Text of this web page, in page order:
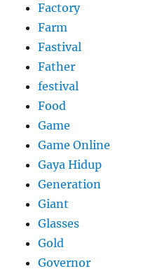
Factory
Farm
Fastival
Father
festival
Food
Game
Game Online
Gaya Hidup
Generation
Giant
Glasses
Gold
Governor